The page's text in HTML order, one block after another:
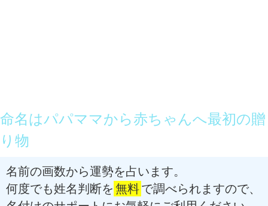
命名はパパママから赤ちゃんへ最初の贈
り物
名前の画数から運勢を占います。
何度でも姓名判断を 無料で調べられますので、